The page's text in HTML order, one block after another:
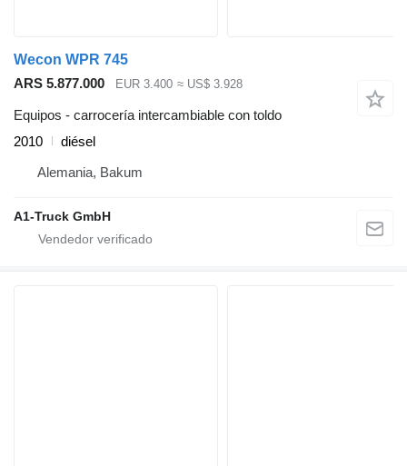
Wecon WPR 745
ARS 5.877.000
EUR 3.400 ≈ US$ 3.928
Equipos - carrocería intercambiable con toldo
2010
diésel
Alemania, Bakum
A1-Truck GmbH